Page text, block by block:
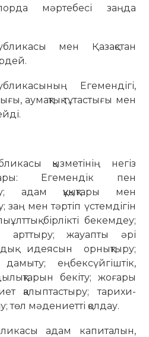
мәртебесі заңда
мен Қазақстан
Егемендігі,
аумақтық тұтастығы мен
қызметінің негіз
Егемендік пен
адам құқықтары мен
заң мен тәртіп үстемдігін
бірлікті бекемдеу;
арттыру; жауапты әрі
идеясын орнықтыру;
еңбексүйгіштік,
бекіту; жоғары
қалыптастыру; тарихи-
төл мәдениетті қолдау.
адам капиталын,